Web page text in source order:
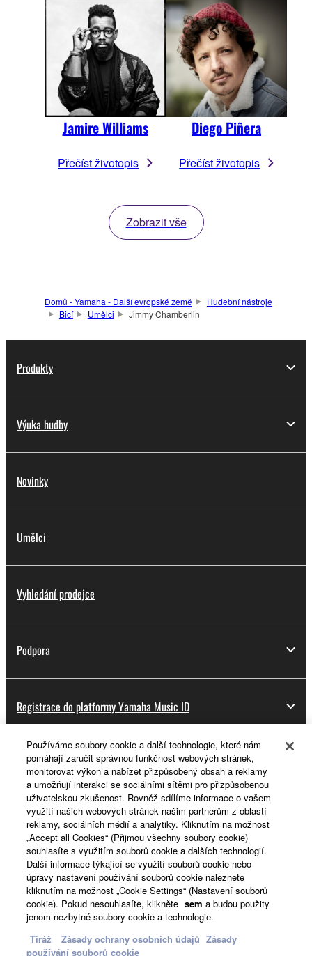
Jamire Williams
Přečíst životopis
Diego Piñera
Přečíst životopis
Zobrazit vše
Domů - Yamaha - Další evropské země
Hudební nástroje
Bicí
Umělci Jimmy Chamberlin
Produkty
Výuka hudby
Novinky
Umělci
Vyhledání prodejce
Podpora
Registrace do platformy Yamaha Music ID
O Yamaze
Česká republika a Slovensko - Czech
Business
Používáme soubory cookie a další technologie, které nám
pomáhají zaručit správnou funkčnost webových stránek,
monitorovat výkon a nabízet přizpůsobený obsah a reklamy
a umožňují interakci se sociálními sítěmi pro přizpůsobenou
uživatelskou zkušenost. Rovněž sdílíme informace o vašem
využití našich webových stránek našim partnerům z oblastí
reklamy, sociálních médií a analytiky. Kliknutím na možnost
„Accept all Cookies“ (Přijmou všechny soubory cookie)
souhlasíte s využitím souborů cookie a dalších technologií.
Další informace týkající se využití souborů cookie nebo
úpravy nastavení používání souborů cookie naleznete
kliknutím na možnost „Cookie Settings“ (Nastavení souborů
cookie). Pokud nesouhlasíte, klikněte sem a budou použity
jenom nezbytné soubory cookie a technologie.
Tiráž
Zásady ochrany osobních údajů Zásady
používání souborů cookie